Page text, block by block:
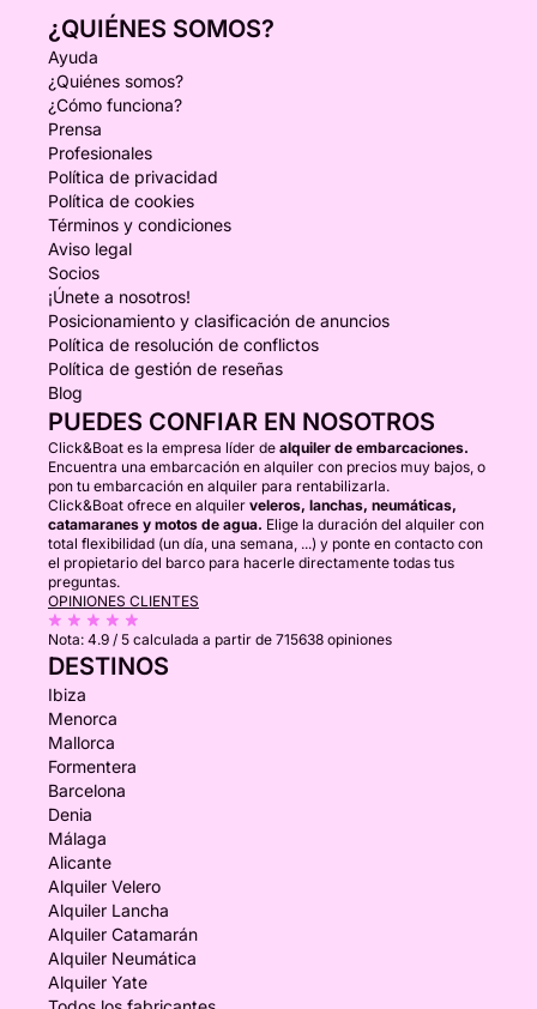
¿QUIÉNES SOMOS?
Ayuda
¿Quiénes somos?
¿Cómo funciona?
Prensa
Profesionales
Política de privacidad
Política de cookies
Términos y condiciones
Aviso legal
Socios
¡Únete a nosotros!
Posicionamiento y clasificación de anuncios
Política de resolución de conflictos
Política de gestión de reseñas
Blog
PUEDES CONFIAR EN NOSOTROS
Click&Boat es la empresa líder de alquiler de embarcaciones.
Encuentra una embarcación en alquiler con precios muy bajos, o
pon tu embarcación en alquiler para rentabilizarla.
Click&Boat ofrece en alquiler veleros, lanchas, neumáticas,
catamaranes y motos de agua. Elige la duración del alquiler con
total flexibilidad (un día, una semana, ...) y ponte en contacto con
el propietario del barco para hacerle directamente todas tus
preguntas.
OPINIONES CLIENTES
Nota: 4.9 / 5 calculada a partir de 715638 opiniones
DESTINOS
Ibiza
Menorca
Mallorca
Formentera
Barcelona
Denia
Málaga
Alicante
Alquiler Velero
Alquiler Lancha
Alquiler Catamarán
Alquiler Neumática
Alquiler Yate